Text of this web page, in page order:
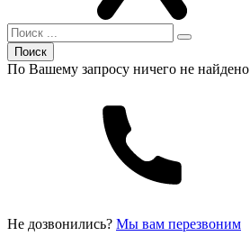
Поиск
По Вашему запросу ничего не найдено
Не дозвонились? Мы вам перезвоним